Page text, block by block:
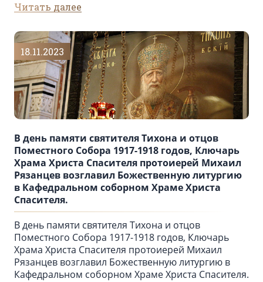
Читать далее
18.11.2023
В день памяти святителя Тихона и отцов
Поместного Собора 1917-1918 годов, Ключарь
Храма Христа Спасителя протоиерей Михаил
Рязанцев возглавил Божественную литургию
в Кафедральном cоборном Храме Христа
Спасителя.
В день памяти святителя Тихона и отцов
Поместного Собора 1917-1918 годов, Ключарь
Храма Христа Спасителя протоиерей Михаил
Рязанцев возглавил Божественную литургию в
Кафедральном cоборном Храме Христа Спасителя.